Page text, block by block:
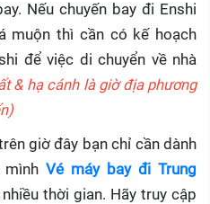
Nếu chuyến bay đi Enshi
muộn thì cần có kế hoạch
để việc di chuyển về nhà
& hạ cánh là giờ địa phương
giờ đây bạn chỉ cần dành
mìnhVé máy bay đi Trung
thời gian. Hãy truy cập